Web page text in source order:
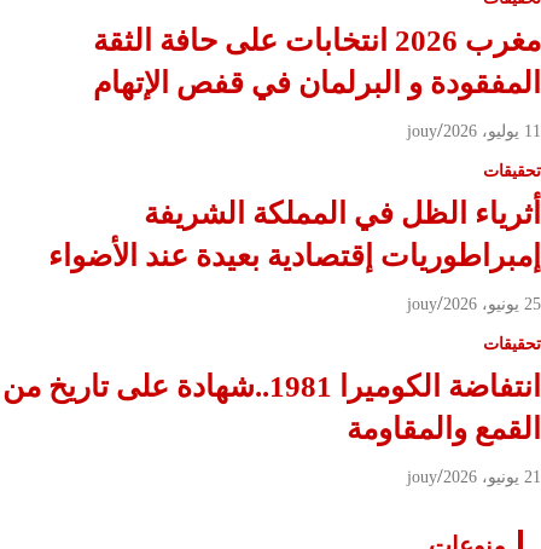
مغرب 2026 انتخابات على حافة الثقة
المفقودة و البرلمان في قفص الإتهام
11 يوليو، 2026 jouy
تحقيقات
أثرياء الظل في المملكة الشريفة
إمبراطوريات إقتصادية بعيدة عند الأضواء
25 يونيو، 2026 jouy
تحقيقات
انتفاضة الكوميرا 1981..شهادة على تاريخ من
القمع والمقاومة
21 يونيو، 2026 jouy